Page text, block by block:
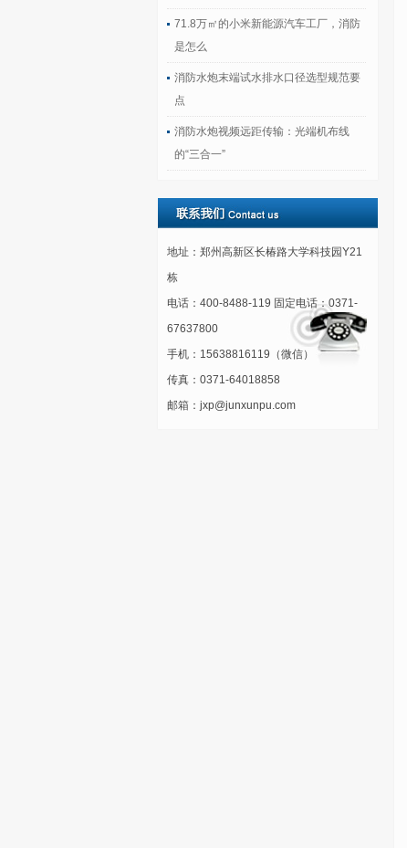
71.8万㎡的小米新能源汽车工厂，消防
是怎么
消防水炮末端试水排水口径选型规范要
点
消防水炮视频远距传输：光端机布线
的“三合一”
地址：郑州高新区长椿路大学科技园Y21
栋
电话：400-8488-119 固定电话：0371-
67637800
手机：15638816119（微信）
传真：0371-64018858
邮箱：jxp@junxunpu.com